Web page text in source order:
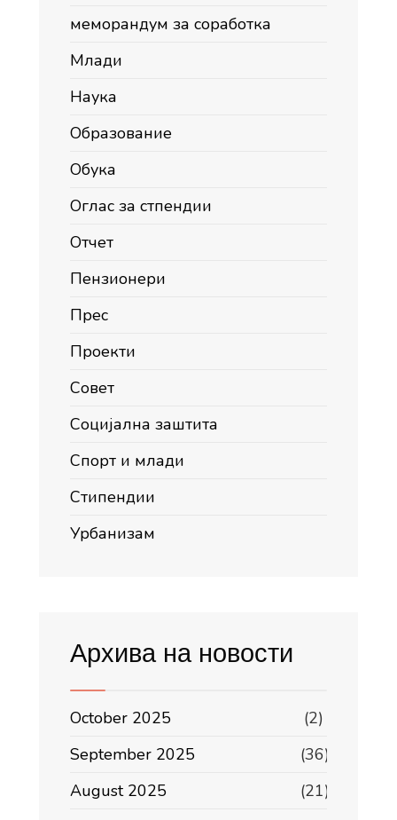
меморандум за соработка
Млади
Наука
Образование
Обука
Оглас за стпендии
Отчет
Пензионери
Прес
Проекти
Совет
Социјална заштита
Спорт и млади
Стипендии
Урбанизам
Архива на новости
October 2025
(2)
September 2025
(36)
August 2025
(21)